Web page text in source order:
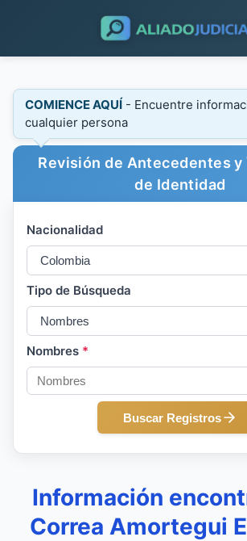
COMIENCE AQUÍ - Encuentre
cualquier persona
Revisión de Antecedentes y
de Identidad
Nacionalidad
Tipo de Búsqueda
Nombres *
Buscar Registros
Información
Correa Amortegui